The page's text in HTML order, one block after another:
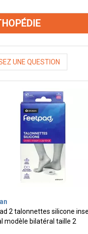
UNE QUESTION
2 talonnettes silicone
modèle bilatéral taille 2